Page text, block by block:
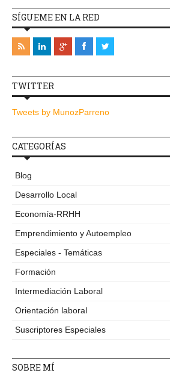
SÍGUEME EN LA RED
TWITTER
Tweets by MunozParreno
CATEGORÍAS
Blog
Desarrollo Local
Economía-RRHH
Emprendimiento y Autoempleo
Especiales - Temáticas
Formación
Intermediación Laboral
Orientación laboral
Suscriptores Especiales
SOBRE MÍ